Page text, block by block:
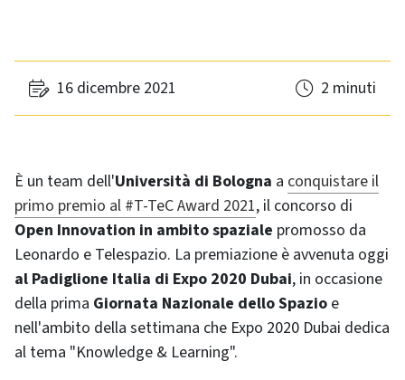
16 dicembre 2021 2 minuti
È un team dell'Università di Bologna a conquistare il
primo premio al #T-TeC Award 2021, il concorso di
Open Innovation in ambito spaziale promosso da
Leonardo e Telespazio. La premiazione è avvenuta oggi
al Padiglione Italia di Expo 2020 Dubai, in occasione
della prima Giornata Nazionale dello Spazio e
nell'ambito della settimana che Expo 2020 Dubai dedica
al tema "Knowledge & Learning".